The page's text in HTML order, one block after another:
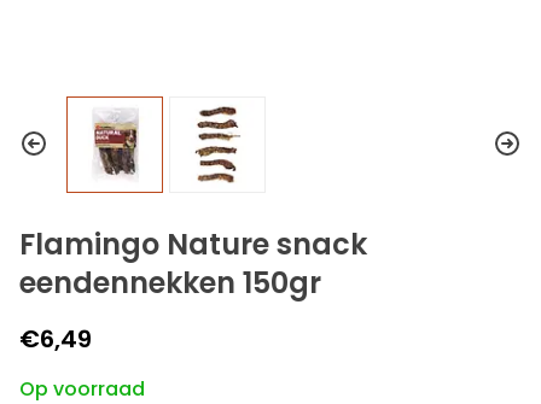
Flamingo Nature snack
eendennekken 150gr
€6,49
Op voorraad